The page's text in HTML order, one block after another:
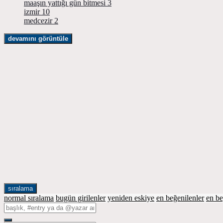
maaşın yattığı gün bitmesi 3
izmir 10
medcezir 2
devamını görüntüle
sıralama
normal sıralama bugün girilenler yeniden eskiye en beğenilenler en